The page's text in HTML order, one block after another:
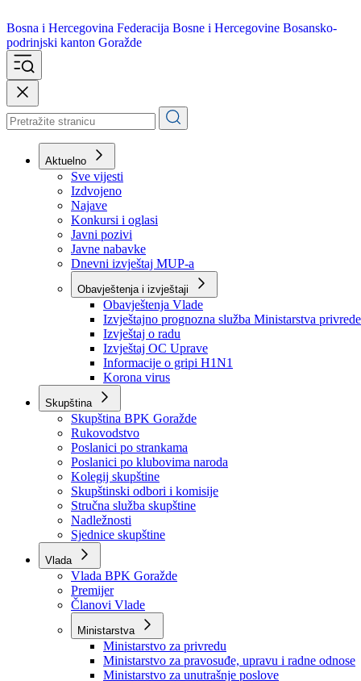
Bosna i Hercegovina
podrinjski kanton Goražde
Aktuelno
Sve vijesti
Izdvojeno
Najave
Konkursi i oglasi
Javni pozivi
Javne nabavke
Dnevni izvještaj MUP-a
Obavještenja i izvještaji
Obavještenja Vlade
Izvještajno prognozna služba Ministarstva privrede
Izvještaj o radu
Izvještaj OC Uprave
Informacije o gripi H1N1
Korona virus
Skupština
Skupština BPK Goražde
Rukovodstvo
Poslanici po strankama
Poslanici po klubovima naroda
Kolegij skupštine
Skupštinski odbori i komisije
Stručna služba skupštine
Nadležnosti
Sjednice skupštine
Vlada
Vlada BPK Goražde
Premijer
Članovi Vlade
Ministarstva